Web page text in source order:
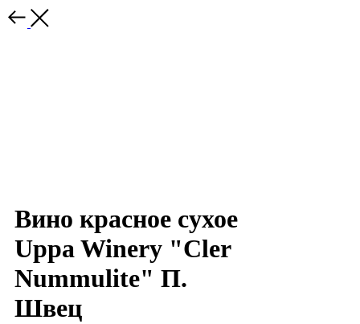
Вино красное сухое
Uppa Winery "Cler
Nummulite" П.
Швец